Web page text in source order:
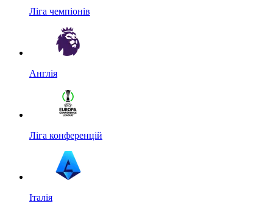
Ліга чемпіонів
Англія
Ліга конференцій
Італія